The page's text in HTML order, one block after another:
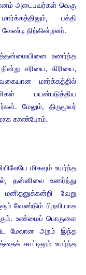
அடைபவர்கள் வெகு
பக்தி
நிற்கின்றனர்.
உணர்ந்த
சரியை, கிரியை,
மார்க்கத்தில்
பயன்படுத்திய
மேலும், திருமூலர்
காண்போம்.
மிகவும் உயர்ந்த
தன்னிலை உணர்ந்து
வேறு
வேண்டும் பிறவியாக
உண்மைப் பொருளை
மேலான அறம் இந்த
காட்டிலும் உயர்ந்த